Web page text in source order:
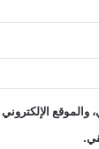
والموقع